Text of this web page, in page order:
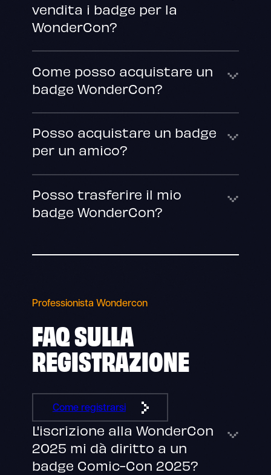
vendita i badge per la
WonderCon?
Come posso acquistare un
badge WonderCon?
Posso acquistare un badge
per un amico?
Posso trasferire il mio
badge WonderCon?
Professionista Wondercon
FAQ SULLA
REGISTRAZIONE
Come registrarsi
L'iscrizione alla WonderCon
2025 mi dà diritto a un
badge Comic-Con 2025?